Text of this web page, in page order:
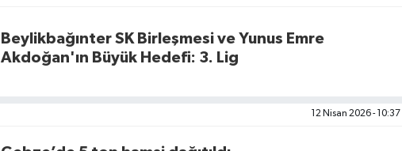
Beylikbağınter SK Birleşmesi ve Yunus Emre
Akdoğan'ın Büyük Hedefi: 3. Lig
12 Nisan 2026 - 10:37